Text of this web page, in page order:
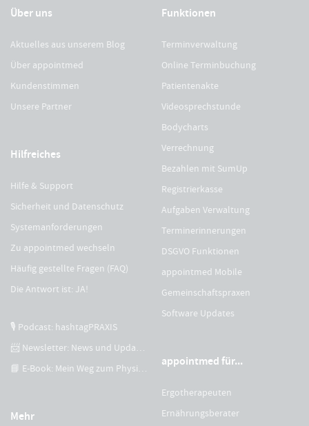
Über uns
Aktuelles aus unserem Blog
Über appointmed
Kundenstimmen
Unsere Partner
Hilfreiches
Hilfe & Support
Sicherheit und Datenschutz
Systemanforderungen
Zu appointmed wechseln
Häufig gestellte Fragen (FAQ)
Die Antwort ist: JA!
🎙 Podcast: hashtagPRAXIS
📨 Newsletter: News und Updates
📘 E-Book: Mein Weg zum Physiotherapeuten
Mehr
Funktionen
Terminverwaltung
Online Terminbuchung
Patientenakte
Videosprechstunde
Bodycharts
Verrechnung
Bezahlen mit SumUp
Registrierkasse
Aufgaben Verwaltung
Terminerinnerungen
DSGVO Funktionen
appointmed Mobile
Gemeinschaftspraxen
Software Updates
appointmed für...
Ergotherapeuten
Ernährungsberater